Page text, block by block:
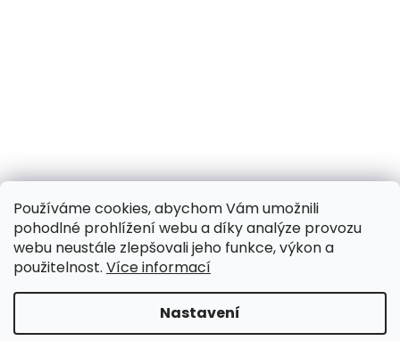
Používáme cookies, abychom Vám umožnili
pohodlné prohlížení webu a díky analýze provozu
webu neustále zlepšovali jeho funkce, výkon a
použitelnost. Více informací
Nastavení